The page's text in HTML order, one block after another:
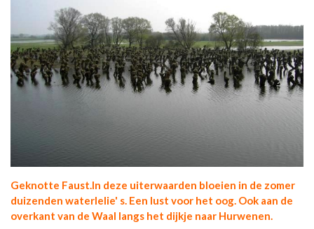
Geknotte Faust.In deze uiterwaarden bloeien in de zomer
duizenden waterlelie' s. Een lust voor het oog. Ook aan de
overkant van de Waal langs het dijkje naar Hurwenen.